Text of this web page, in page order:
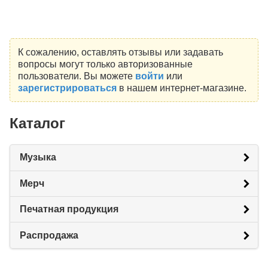
К сожалению, оставлять отзывы или задавать
вопросы могут только авторизованные
пользователи. Вы можете войти или
зарегистрироватьсяв нашем интернет-магазине.
Каталог
Музыка
Мерч
Печатная продукция
Распродажа